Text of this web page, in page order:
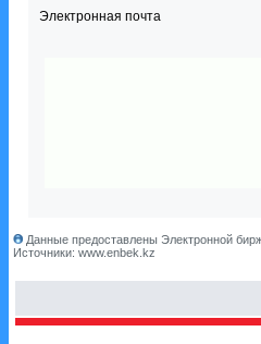
Электронная почта
Данные предоставлены Электронной
Источники: www.enbek.kz